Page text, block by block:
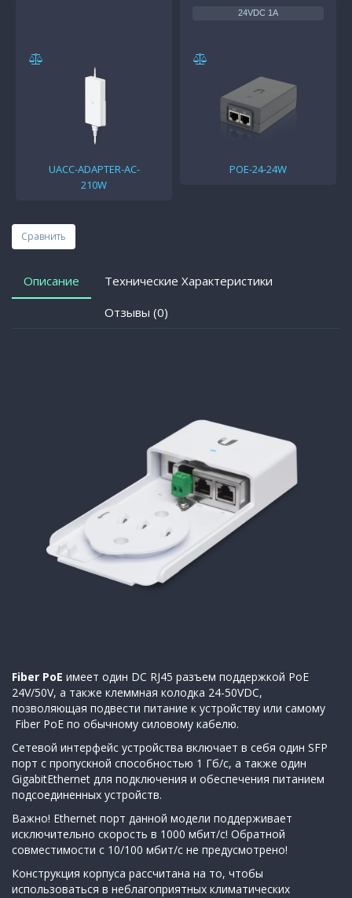
UACC-ADAPTER-AC-
210W
24VDC 1A
POE-24-24W
Сравнить
Описание
Технические Характеристики
Отзывы (0)
Fiber PoE имеет один DC RJ45 разъем поддержкой PoE
24V/50V, а также клеммная колодка 24-50VDC,
позволяющая подвести питание к устройству или самому
Fiber PoE по обычному силовому кабелю.
Сетевой интерфейс устройства включает в себя один SFP
порт с пропускной способностью 1 Гб/с, а также один
GigabitEthernet для подключения и обеспечения питанием
подсоединенных устройств.
Важно! Ethernet порт данной модели поддерживает
исключительно скорость в 1000 мбит/с! Обратной
совместимости с 10/100 мбит/с не предусмотрено!
Конструкция корпуса рассчитана на то, чтобы
использоваться в неблагоприятных климатических